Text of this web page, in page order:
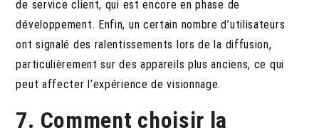
de service client, qui est encore en phase de
développement. Enfin, un certain nombre d’utilisateurs
ont signalé des ralentissements lors de la diffusion,
particulièrement sur des appareils plus anciens, ce qui
peut affecter l’expérience de visionnage.
7. Comment choisir la